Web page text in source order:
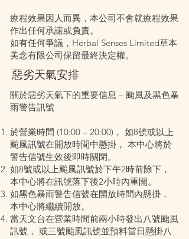
療程效果因人而異，本公司不會就療程效果
作出任何承諾或負責。
如有任何爭議，Herbal Senses Limited草本
美念有限公司保留最終決定權。
惡劣天氣安排
關於惡劣天氣下的重要信息 – 颱風及黑色暴
雨警告訊號
於營業時間 (10:00 – 20:00)， 如8號或以上
颱風訊號在開放時間中懸掛， 本中心將於
警告信號生效後即時關閉。
如8號或以上颱風訊號於下午2時前除下，
本中心將在訊號落下後2小時內重開。
如黑色暴雨警告信號在開放時間內懸掛，
本中心將繼續開放。
當天文台在營業時間前兩小時發出八號颱風
訊號， 或三號颱風訊號並預料當日懸掛八